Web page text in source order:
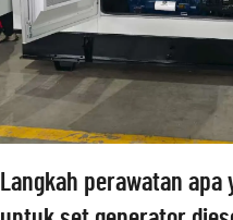
Langkah perawatan apa